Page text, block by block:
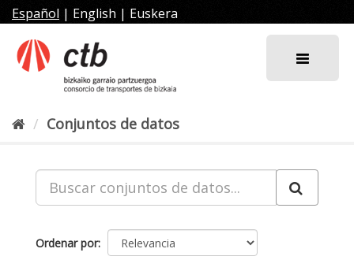
al
contenido
Español | English | Euskera
Conjuntos de datos
Ordenar por